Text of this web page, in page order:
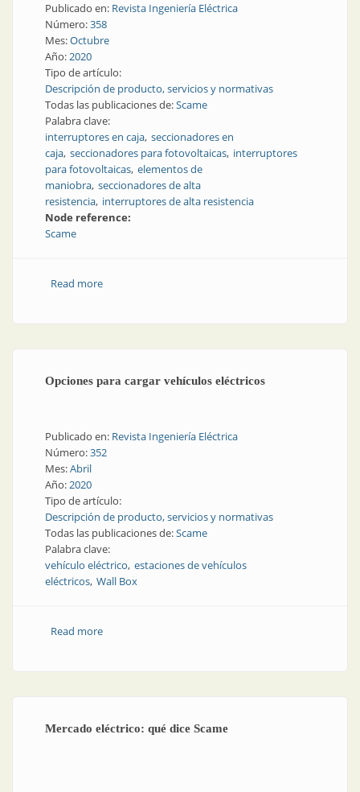
Publicado en: Revista Ingeniería Eléctrica
Número:358
Mes:Octubre
Año:2020
Tipo de artículo:
Descripción de producto, servicios y normativas
Todas las publicaciones de:Scame
Palabra clave:
interruptores en caja seccionadores en
caja seccionadores para fotovoltaicas interruptores
para fotovoltaicas elementos de
maniobra seccionadores de alta
resistencia interruptores de alta resistencia
Node reference:
Scame
Read moreabout Interruptores y seccionadores en caja para
Opciones para cargar vehículos eléctricos
Publicado en: Revista Ingeniería Eléctrica
Número:352
Mes:Abril
Año:2020
Tipo de artículo:
Descripción de producto, servicios y normativas
Todas las publicaciones de:Scame
Palabra clave:
vehículo eléctrico estaciones de vehículos
eléctricos Wall Box
Read moreabout Opciones para cargar vehículos eléctricos
Mercado eléctrico: qué dice Scame